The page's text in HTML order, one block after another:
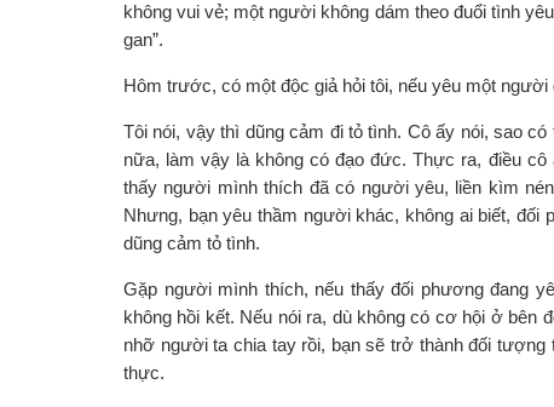
không vui vẻ; một người không dám theo đuổi tình
gan”.
Hôm trước, có một độc giả hỏi tôi, nếu yêu một
Tôi nói, vậy thì dũng cảm đi tỏ tình. Cô ấy nói, sao
nữa, làm vậy là không có đạo đức. Thực ra, điều cô
thấy người mình thích đã có người yêu, liền kìm
Nhưng, bạn yêu thầm người khác, không ai biết,
dũng cảm tỏ tình.
Gặp người mình thích, nếu thấy đối phương đang
không hồi kết. Nếu nói ra, dù không có cơ hội ở bên
nhỡ người ta chia tay rồi, bạn sẽ trở thành đối
thực.